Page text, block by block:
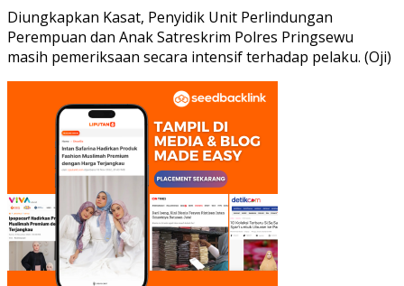
Diungkapkan Kasat, Penyidik Unit Perlindungan
Perempuan dan Anak Satreskrim Polres Pringsewu
masih pemeriksaan secara intensif terhadap pelaku. (Oji)